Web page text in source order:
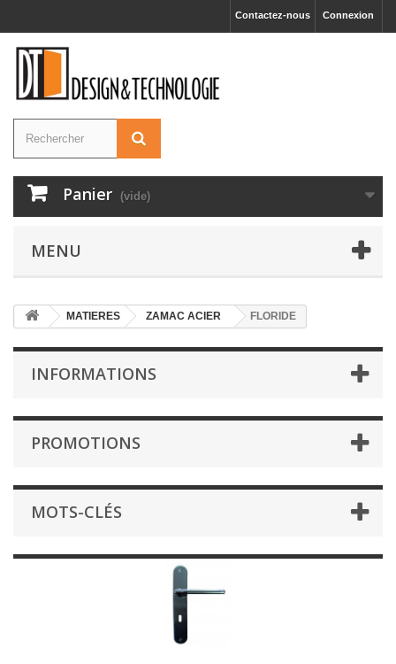
Connexion
Contactez-nous
Panier (vide)
MENU
MATIERES ZAMAC ACIER FLORIDE
INFORMATIONS
PROMOTIONS
MOTS-CLÉS